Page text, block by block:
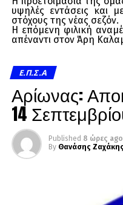
υψηλές εντάσεις και
στόχους της νέας σεζόν.
Η επόμενη φιλική
απέναντι στον Άρη
Ε.Π.Σ.Α
Αρίωνας:
14
Published 8 ώρες ago
By Θανάσης Ζαχάκης